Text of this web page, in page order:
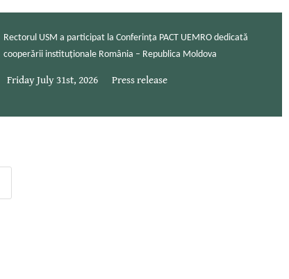
Rectorul USM a participat la Conferința PACT UEMRO dedicată
cooperării instituționale România – Republica Moldova
Friday July 31st, 2026 Press release